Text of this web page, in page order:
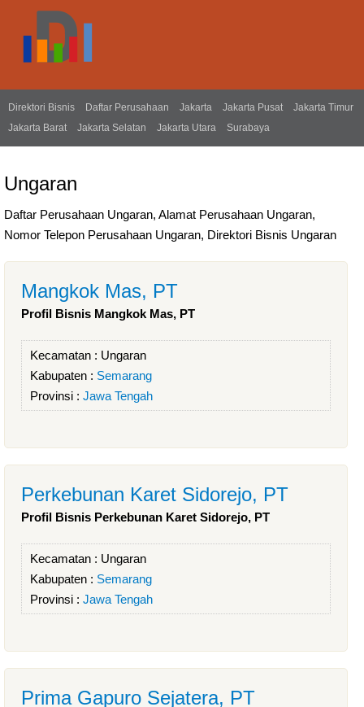
Direktori Bisnis Daftar Perusahaan Jakarta Jakarta Pusat
Jakarta Timur
Jakarta Barat
Jakarta Selatan Jakarta Utara Surabaya
Ungaran
Daftar Perusahaan Ungaran, Alamat Perusahaan Ungaran,
Nomor Telepon Perusahaan Ungaran, Direktori Bisnis Ungaran
Mangkok Mas, PT
Profil Bisnis Mangkok Mas, PT
Kecamatan : Ungaran
Kabupaten : Semarang
Provinsi : Jawa Tengah
Perkebunan Karet Sidorejo, PT
Profil Bisnis Perkebunan Karet Sidorejo, PT
Kecamatan : Ungaran
Kabupaten : Semarang
Provinsi : Jawa Tengah
Prima Gapuro Sejatera, PT